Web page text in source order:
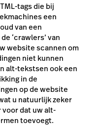
tags die bij
een
van een
‘crawlers’ van
website scannen om
niet kunnen
alt-tekstsen ook een
in de
op de website
u natuurlijk zeker
voor dat uw alt-
toevoegt.